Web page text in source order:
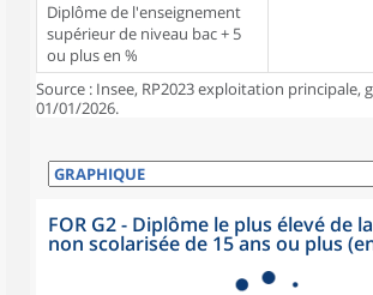
Diplôme de l'enseignement
supérieur de niveau bac + 5
ou plus en %
Source : Insee, RP2023 exploitation principale,
01/01/2026.
FOR G2 - Diplôme le plus élevé de
non scolarisée de 15 ans ou plus